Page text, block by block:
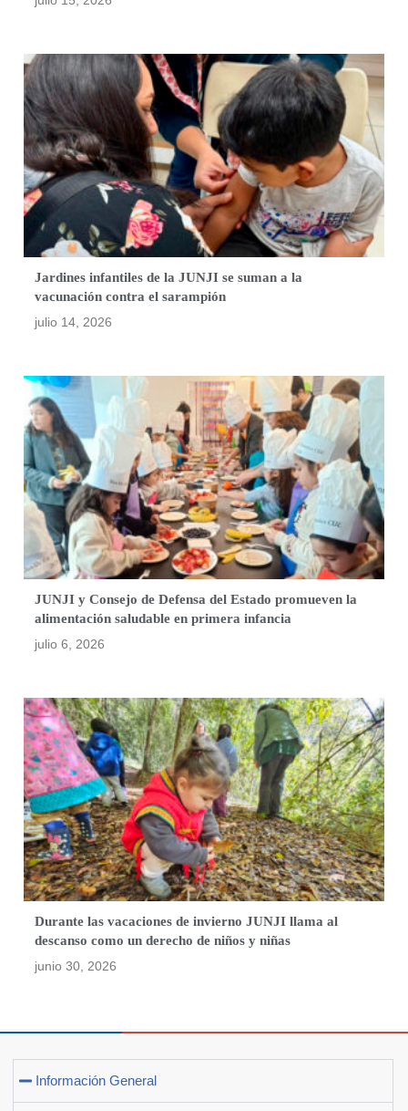
Jardines infantiles de la JUNJI se suman a la
vacunación contra el sarampión
julio 14, 2026
JUNJI y Consejo de Defensa del Estado promueven la
alimentación saludable en primera infancia
julio 6, 2026
Durante las vacaciones de invierno JUNJI llama al
descanso como un derecho de niños y niñas
junio 30, 2026
Información General